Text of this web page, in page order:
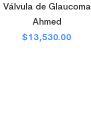
Válvula de Glaucoma
Ahmed
$13,530.00